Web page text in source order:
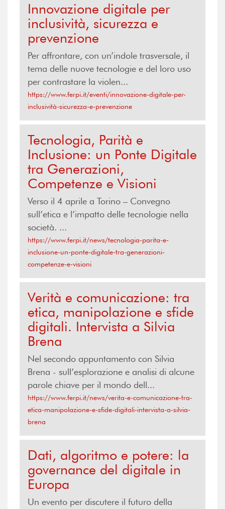
Innovazione digitale per
inclusività, sicurezza e
prevenzione
Per affrontare, con un’indole trasversale, il
tema delle nuove tecnologie e del loro uso
per contrastare la violen...
https://www.ferpi.it/eventi/innovazione-digitale-per-
inclusività-sicurezza-e-prevenzione
Tecnologia, Parità e
Inclusione: un Ponte Digitale
tra Generazioni,
Competenze e Visioni
Verso il 4 aprile a Torino – Convegno
sull’etica e l’impatto delle tecnologie nella
società. ...
https://www.ferpi.it/news/tecnologia-parita-e-
inclusione-un-ponte-digitale-tra-generazioni-
competenze-e-visioni
Verità e comunicazione: tra
etica, manipolazione e sfide
digitali. Intervista a Silvia
Brena
Nel secondo appuntamento con Silvia
Brena - sull’esplorazione e analisi di alcune
parole chiave per il mondo dell...
https://www.ferpi.it/news/verita-e-comunicazione-tra-
etica-manipolazione-e-sfide-digitali-intervista-a-silvia-
brena
Dati, algoritmo e potere: la
governance del digitale in
Europa
Un evento per discutere il futuro della